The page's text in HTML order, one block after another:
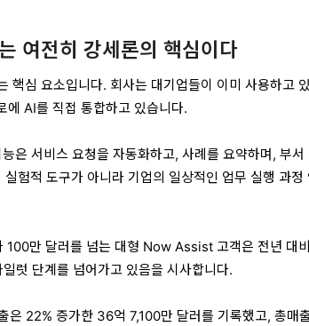
여전히 강세론의 핵심이다
심 요소입니다. 회사는 대기업들이 이미 사용하고
에 AI를 직접 통합하고 있습니다.
은 서비스 요청을 자동화하고, 사례를 요약하며, 부서
험적 도구가 아니라 기업의 일상적인 업무 실행 과정
100만 달러를 넘는 대형 Now Assist 고객은 전년 대비
럿 단계를 넘어가고 있음을 시사합니다.
은 22% 증가한 36억 7,100만 달러를 기록했고, 총매